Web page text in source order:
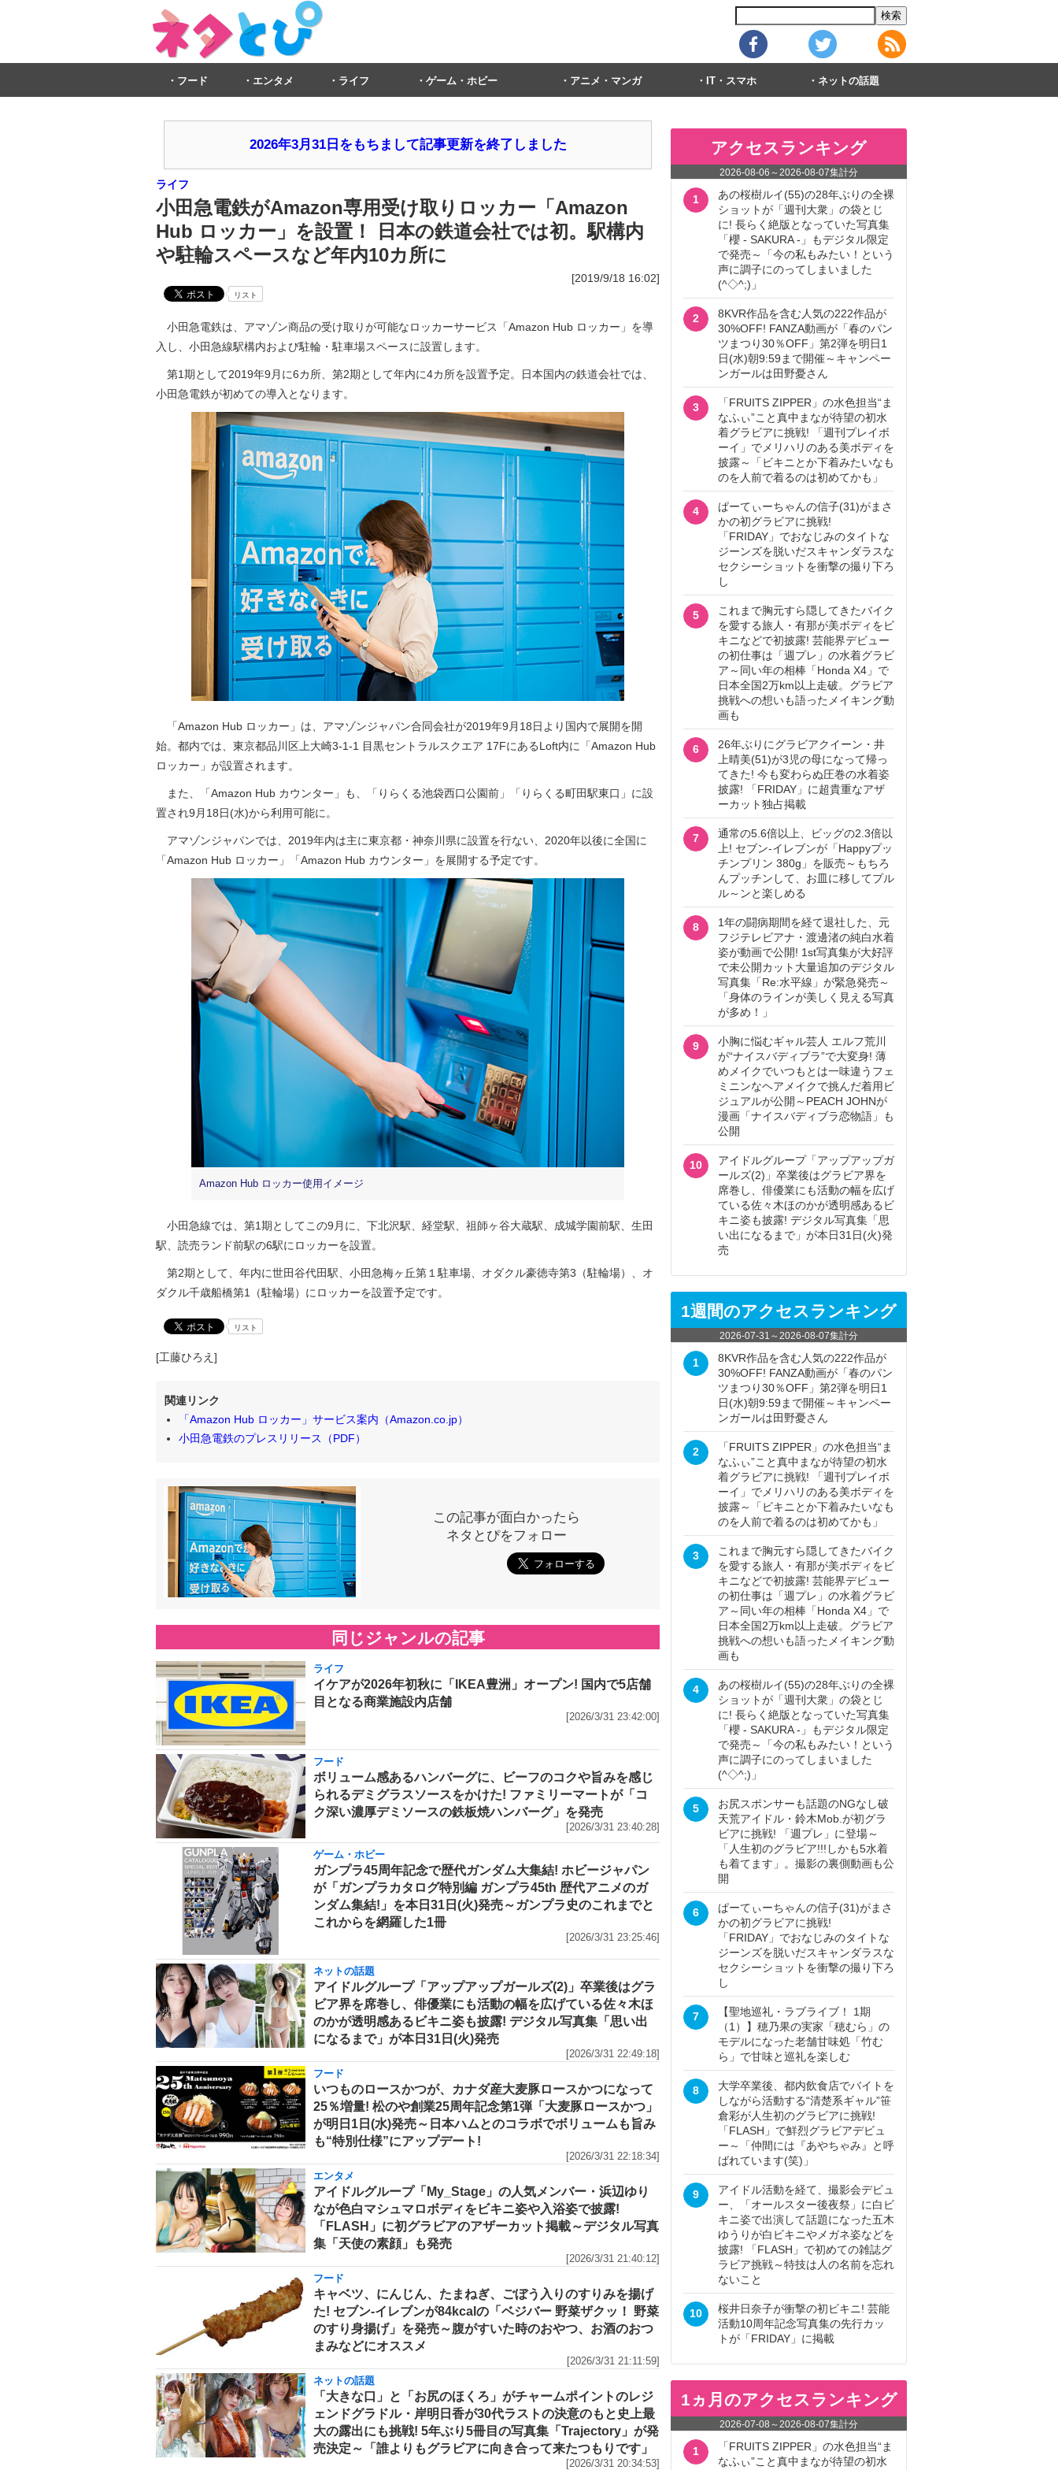
フード エンタメ ライフ ゲーム・ホビー アニメ・マンガ IT・スマホ ネットの話題
2026年3月31日をもちまして記事更新を終了しました
ライフ
小田急電鉄がAmazon専用受け取りロッカー「Amazon
Hub ロッカー」を設置！ 日本の鉄道会社では初。駅構内
や駐輪スペースなど年内10カ所に
[2019/9/18 16:02]
リスト
小田急電鉄は、アマゾン商品の受け取りが可能なロッカーサービス「Amazon Hub ロッカー」を導
入し、小田急線駅構内および駐輪・駐車場スペースに設置します。
第1期として2019年9月に6カ所、第2期として年内に4カ所を設置予定。日本国内の鉄道会社では、
小田急電鉄が初めての導入となります。
「Amazon Hub ロッカー」は、アマゾンジャパン合同会社が2019年9月18日より国内で展開を開
始。都内では、東京都品川区上大崎3-1-1 目黒セントラルスクエア 17FにあるLoft内に「Amazon Hub
ロッカー」が設置されます。
また、「Amazon Hub カウンター」も、「りらくる池袋西口公園前」「りらくる町田駅東口」に設
置され9月18日(水)から利用可能に。
アマゾンジャパンでは、2019年内は主に東京都・神奈川県に設置を行ない、2020年以後に全国に
「Amazon Hub ロッカー」「Amazon Hub カウンター」を展開する予定です。
Amazon Hub ロッカー使用イメージ
小田急線では、第1期としてこの9月に、下北沢駅、経堂駅、祖師ヶ谷大蔵駅、成城学園前駅、生田
駅、読売ランド前駅の6駅にロッカーを設置。
第2期として、年内に世田谷代田駅、小田急梅ヶ丘第１駐車場、オダクル豪徳寺第3（駐輪場）、オ
ダクル千歳船橋第1（駐輪場）にロッカーを設置予定です。
リスト
[工藤ひろえ]
関連リンク
「Amazon Hub ロッカー」サービス案内（Amazon.co.jp）
小田急電鉄のプレスリリース（PDF）
この記事が面白かったら
ネタとぴをフォロー
同じジャンルの記事
ライフ
イケアが2026年初秋に「IKEA豊洲」オープン! 国内で5店舗
目となる商業施設内店舗
[2026/3/31 23:42:00]
フード
ボリューム感あるハンバーグに、ビーフのコクや旨みを感じ
られるデミグラスソースをかけた! ファミリーマートが「コ
ク深い濃厚デミソースの鉄板焼ハンバーグ」を発売
[2026/3/31 23:40:28]
ゲーム・ホビー
ガンプラ45周年記念で歴代ガンダム大集結! ホビージャパン
が「ガンプラカタログ特別編 ガンプラ45th 歴代アニメのガ
ンダム集結!」を本日31日(火)発売～ガンプラ史のこれまでと
これからを網羅した1冊
[2026/3/31 23:25:46]
ネットの話題
アイドルグループ「アップアップガールズ(2)」卒業後はグラ
ビア界を席巻し、俳優業にも活動の幅を広げている佐々木ほ
のかが透明感あるビキニ姿も披露! デジタル写真集「思い出
になるまで」が本日31日(火)発売
[2026/3/31 22:49:18]
フード
いつものロースかつが、カナダ産大麦豚ロースかつになって
25％増量! 松のや創業25周年記念第1弾「大麦豚ロースかつ」
が明日1日(水)発売～日本ハムとのコラボでボリュームも旨み
も“特別仕様”にアップデート!
[2026/3/31 22:18:34]
エンタメ
アイドルグループ「My_Stage」の人気メンバー・浜辺ゆり
なが色白マシュマロボディをビキニ姿や入浴姿で披露!
「FLASH」に初グラビアのアザーカット掲載～デジタル写真
集「天使の素顔」も発売
[2026/3/31 21:40:12]
フード
キャベツ、にんじん、たまねぎ、ごぼう入りのすりみを揚げ
た! セブン‐イレブンが84kcalの「ベジバー 野菜ザクッ！ 野菜
のすり身揚げ」を発売～腹がすいた時のおやつ、お酒のおつ
まみなどにオススメ
[2026/3/31 21:11:59]
ネットの話題
「大きな口」と「お尻のほくろ」がチャームポイントのレジ
ェンドグラドル・岸明日香が30代ラストの決意のもと史上最
大の露出にも挑戦! 5年ぶり5冊目の写真集「Trajectory」が発
売決定～「誰よりもグラビアに向き合って来たつもりです」
[2026/3/31 20:34:53]
アクセスランキング
2026-08-06 ～2026-08-07集計分
1
あの桜樹ルイ(55)の28年ぶりの全裸
ショットが「週刊大衆」の袋とじ
に! 長らく絶版となっていた写真集
「櫻 - SAKURA -」もデジタル限定
で発売～「今の私もみたい！という
声に調子にのってしまいました
(^◇^;)」
2
8KVR作品を含む人気の222作品が
30%OFF! FANZA動画が「春のパン
ツまつり30％OFF」第2弾を明日1
日(水)朝9:59まで開催～キャンペー
ンガールは田野憂さん
3
「FRUITS ZIPPER」の水色担当“ま
なふぃ”こと真中まなが待望の初水
着グラビアに挑戦! 「週刊プレイボ
ーイ」でメリハリのある美ボディを
披露～「ビキニとか下着みたいなも
のを人前で着るのは初めてかも」
4
ぱーてぃーちゃんの信子(31)がまさ
かの初グラビアに挑戦!
「FRIDAY」でおなじみのタイトな
ジーンズを脱いだスキャンダラスな
セクシーショットを衝撃の撮り下ろ
し
5
これまで胸元すら隠してきたバイク
を愛する旅人・有那が美ボディをビ
キニなどで初披露! 芸能界デビュー
の初仕事は「週プレ」の水着グラビ
ア～同い年の相棒「Honda X4」で
日本全国2万km以上走破。グラビア
挑戦への想いも語ったメイキング動
画も
6
26年ぶりにグラビアクイーン・井
上晴美(51)が3児の母になって帰っ
てきた! 今も変わらぬ圧巻の水着姿
披露! 「FRIDAY」に超貴重なアザ
ーカット独占掲載
7
通常の5.6倍以上、ビッグの2.3倍以
上! セブン‐イレブンが「Happyプッ
チンプリン 380g」を販売～もちろ
んプッチンして、お皿に移してプル
ル～ンと楽しめる
8
1年の闘病期間を経て退社した、元
フジテレビアナ・渡邊渚の純白水着
姿が動画で公開! 1st写真集が大好評
で未公開カット大量追加のデジタル
写真集「Re:水平線」が緊急発売～
「身体のラインが美しく見える写真
が多め！」
9
小胸に悩むギャル芸人 エルフ荒川
が“ナイスバディブラ”で大変身! 薄
めメイクでいつもとは一味違うフェ
ミニンなヘアメイクで挑んだ着用ビ
ジュアルが公開～PEACH JOHNが
漫画「ナイスバディブラ恋物語」も
公開
10
アイドルグループ「アップアップガ
ールズ(2)」卒業後はグラビア界を
席巻し、俳優業にも活動の幅を広げ
ている佐々木ほのかが透明感あるビ
キニ姿も披露! デジタル写真集「思
い出になるまで」が本日31日(火)発
売
1週間のアクセスランキング
2026-07-31 ～2026-08-07集計分
1
8KVR作品を含む人気の222作品が
30%OFF! FANZA動画が「春のパン
ツまつり30％OFF」第2弾を明日1
日(水)朝9:59まで開催～キャンペー
ンガールは田野憂さん
2
「FRUITS ZIPPER」の水色担当“ま
なふぃ”こと真中まなが待望の初水
着グラビアに挑戦! 「週刊プレイボ
ーイ」でメリハリのある美ボディを
披露～「ビキニとか下着みたいなも
のを人前で着るのは初めてかも」
3
これまで胸元すら隠してきたバイク
を愛する旅人・有那が美ボディをビ
キニなどで初披露! 芸能界デビュー
の初仕事は「週プレ」の水着グラビ
ア～同い年の相棒「Honda X4」で
日本全国2万km以上走破。グラビア
挑戦への想いも語ったメイキング動
画も
4
あの桜樹ルイ(55)の28年ぶりの全裸
ショットが「週刊大衆」の袋とじ
に! 長らく絶版となっていた写真集
「櫻 - SAKURA -」もデジタル限定
で発売～「今の私もみたい！という
声に調子にのってしまいました
(^◇^;)」
5
お尻スポンサーも話題のNGなし破
天荒アイドル・鈴木Mob.が初グラ
ビアに挑戦! 「週プレ」に登場～
「人生初のグラビア!!!しかも5水着
も着てます」。撮影の裏側動画も公
開
6
ぱーてぃーちゃんの信子(31)がまさ
かの初グラビアに挑戦!
「FRIDAY」でおなじみのタイトな
ジーンズを脱いだスキャンダラスな
セクシーショットを衝撃の撮り下ろ
し
7
【聖地巡礼・ラブライブ！ 1期
（1）】穂乃果の実家「穂むら」の
モデルになった老舗甘味処「竹む
ら」で甘味と巡礼を楽しむ
8
大学卒業後、都内飲食店でバイトを
しながら活動する“清楚系ギャル”笹
倉彩が人生初のグラビアに挑戦!
「FLASH」で鮮烈グラビアデビュ
ー～「仲間には『あやちゃみ』と呼
ばれています(笑)」
9
アイドル活動を経て、撮影会デビュ
ー、「オールスター後夜祭」に白ビ
キニ姿で出演して話題になった五木
ゆうりが白ビキニやメガネ姿などを
披露! 「FLASH」で初めての雑誌グ
ラビア挑戦～特技は人の名前を忘れ
ないこと
10
桜井日奈子が衝撃の初ビキニ! 芸能
活動10周年記念写真集の先行カッ
トが「FRIDAY」に掲載
1ヵ月のアクセスランキング
2026-07-08 ～2026-08-07集計分
1
「FRUITS ZIPPER」の水色担当“ま
なふぃ”こと真中まなが待望の初水